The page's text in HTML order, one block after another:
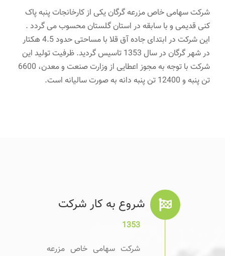
شرکت سهامی خاص مزرعه گرگان یکی از کارخانجات پنبه پاک
کنی قدیمی و با سابقه در استان گلستان محسوب می گردد .
این شرکت در ابتدای جاده آق قلا با مساحتی حدود 4.5 هکتار
در شهر گرگان در سال 1353 تاسیس گردید. ظرفیت تولید این
شرکت با توجه به مجوز اعطایی از وزارت صنعت و معدن، 6600
تن پنبه و 12400 تن پنبه دانه به صورت سالیانه است.
شروع به کار شرکت
1353
شرکت سهامی خاص مزرعه